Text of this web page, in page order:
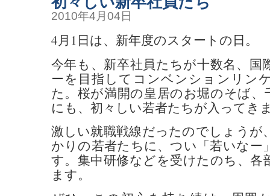
2010年4月04日
4月1日は、新年度のスタートの日。
今年も、新卒社員たちが十数名、国
ーを目指してコンベンションリン
た。桜が満開の皇居のお堀のそば、
にも、初々しい若者たちが入ってき
激しい就職戦線だったのでしょうが
かりの若者たちに、つい「若いなー
す。集中研修などを受けたのち、各
ます。